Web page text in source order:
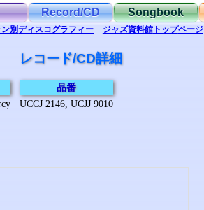
Record/CD Songbook
ン別ディスコグラフィー ジャズ資料館トップページ
レコード/CD詳細
品番
UCCJ 2146, UCJJ 9010